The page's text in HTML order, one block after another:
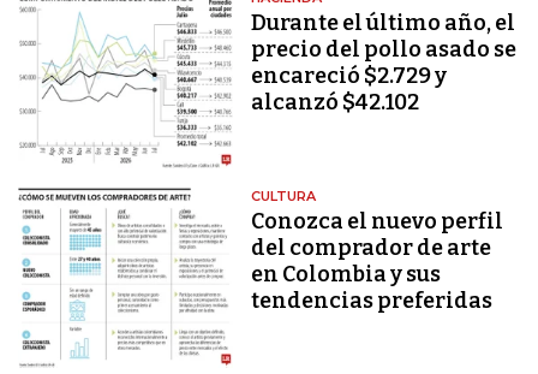
Durante el último año, el
precio del pollo asado se
encareció $2.729 y
alcanzó $42.102
CULTURA
Conozca el nuevo perfil
del comprador de arte
en Colombia y sus
tendencias preferidas